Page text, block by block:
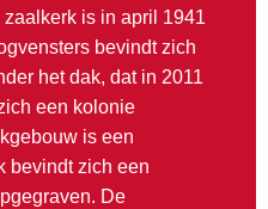
is in april 1941
bevindt zich
het dak, dat in 2011
een kolonie
is een
bevindt zich een
De